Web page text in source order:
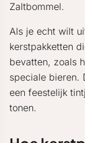
Zaltbommel.
Als je echt wilt
kerstpakketten
bevatten, zoals
speciale bieren.
een feestelijk
tonen.